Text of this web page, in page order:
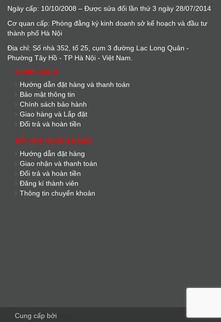
Ngày cấp: 10/10/2008 – Được sửa đổi lần thứ 3 ngày 28/07/2014
Cơ quan cấp: Phòng đằng ký kinh doanh sở kế hoạch và đầu tư
thành phố Hà Nội
Địa chỉ: Số nhà 352, tổ 25, cụm 3 đường Lạc Long Quân -
Phường Tây Hồ - TP Hà Nội - Việt Nam.
CHÍNH SÁCH
Hướng dẫn đặt hàng và thanh toán
Bảo mật thông tin
Chính sách bảo hành
Giao hàng và Lắp đặt
Đổi trả và hoàn tiền
HỖ TRỢ KHÁCH HÀNG
Hướng dẫn đặt hàng
Giao nhận và thanh toán
Đổi trả và hoàn tiền
Đăng kí thành viên
Thông tin chuyển khoản
Cung cấp bởi